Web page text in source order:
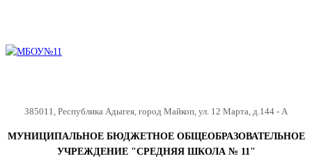
385011, Республика Адыгея, город Майкоп, ул. 12 Марта, д.144 - А
МУНИЦИПАЛЬНОЕ БЮДЖЕТНОЕ ОБЩЕОБРАЗОВАТЕЛЬНОЕ
УЧРЕЖДЕНИЕ "СРЕДНЯЯ ШКОЛА № 11"